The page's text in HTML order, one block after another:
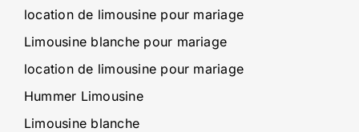
location de limousine pour mariage
Limousine blanche pour mariage
location de limousine pour mariage
Hummer Limousine
Limousine blanche